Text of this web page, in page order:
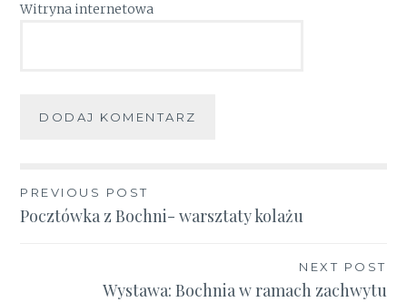
Witryna internetowa
Nawigacja
wpisu
PREVIOUS POST
Pocztówka z Bochni- warsztaty kolażu
NEXT POST
Wystawa: Bochnia w ramach zachwytu